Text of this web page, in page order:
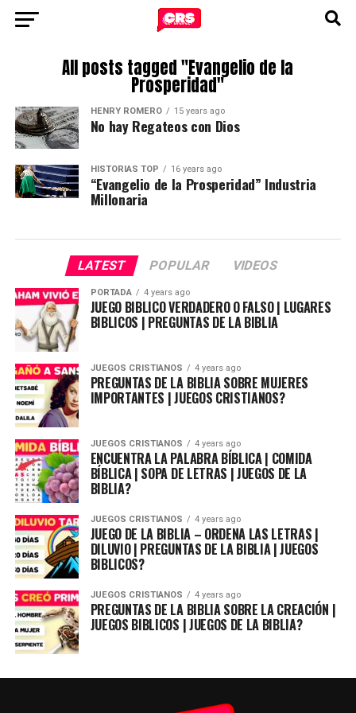
All posts tagged "Evangelio de la
Prosperidad"
HENRY ROMERO 15 years ago
No hay Regateos con Dios
HISTORIAS TOP 16 years ago
“Evangelio de la Prosperidad” Industria
Millonaria
LATEST POPULAR VIDEOS
PORTADA 4 years ago
JUEGO BIBLICO VERDADERO O FALSO | LUGARES
BIBLICOS | PREGUNTAS DE LA BIBLIA
JUEGOS CRISTIANOS 4 years ago
PREGUNTAS DE LA BIBLIA SOBRE MUJERES
IMPORTANTES | JUEGOS CRISTIANOS?
JUEGOS CRISTIANOS 4 years ago
ENCUENTRA LA PALABRA BÍBLICA | COMIDA
BÍBLICA | SOPA DE LETRAS | JUEGOS DE LA
BIBLIA?
JUEGOS CRISTIANOS 4 years ago
JUEGO DE LA BIBLIA – ORDENA LAS LETRAS |
DILUVIO | PREGUNTAS DE LA BIBLIA | JUEGOS
BIBLICOS?
JUEGOS CRISTIANOS 4 years ago
PREGUNTAS DE LA BIBLIA SOBRE LA CREACIÓN |
JUEGOS BIBLICOS | JUEGOS DE LA BIBLIA?